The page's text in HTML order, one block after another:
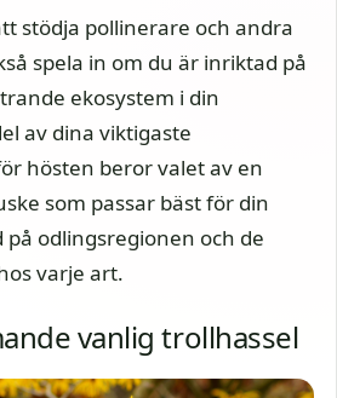
stödja pollinerare och andra
spela in om du är inriktad på
ekosystem i din
av dina viktigaste
hösten beror valet av en
som passar bäst för din
odlingsregionen och de
varje art.
vanlig trollhassel